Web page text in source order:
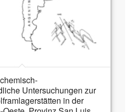
Untersuchungen zur
in der